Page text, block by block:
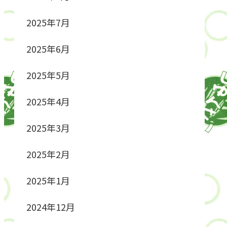
2025年7月
2025年6月
2025年5月
2025年4月
2025年3月
2025年2月
2025年1月
2024年12月